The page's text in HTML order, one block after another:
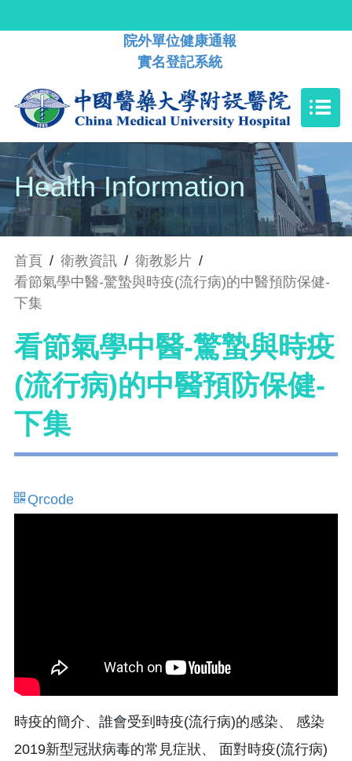
院外單位健康通報
實名登記系統
Health Information
首頁 / 衛教資訊 / 衛教影片 /
看節氣學中醫-驚蟄與時疫(流行病)的中醫預防保健-
下集
看節氣學中醫-驚蟄與時疫
(流行病)的中醫預防保健-
下集
Qrcode
時疫的簡介、誰會受到時疫(流行病)的感染、 感染
2019新型冠狀病毒的常見症狀、 面對時疫(流行病)